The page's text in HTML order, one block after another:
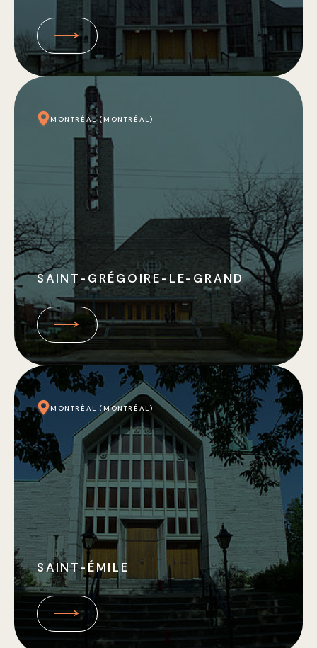
MONTRÉAL (MONTRÉAL)
SAINT-GRÉGOIRE-LE-GRAND
MONTRÉAL (MONTRÉAL)
SAINT-ÉMILE